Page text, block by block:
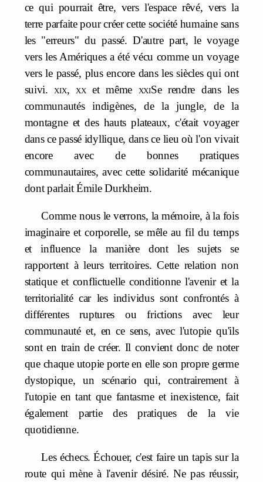
ce qui pourrait être, vers l'espace rêvé, vers la
terre parfaite pour créer cette société humaine sans
les "erreurs" du passé. D'autre part, le voyage
vers les Amériques a été vécu comme un voyage
vers le passé, plus encore dans les siècles qui ont
suivi.xix, xxet même xxiSe rendre dans les
communautés indigènes, de la jungle, de la
montagne et des hauts plateaux, c'était voyager
dans ce passé idyllique, dans ce lieu où l'on vivait
encore avec de bonnes pratiques
communautaires, avec cette solidarité mécanique
dont parlait Émile Durkheim.
Comme nous le verrons, la mémoire, à la fois
imaginaire et corporelle, se mêle au fil du temps
et influence la manière dont les sujets se
rapportent à leurs territoires. Cette relation non
statique et conflictuelle conditionne l'avenir et la
territorialité car les individus sont confrontés à
différentes ruptures ou frictions avec leur
communauté et, en ce sens, avec l'utopie qu'ils
sont en train de créer. Il convient donc de noter
que chaque utopie porte en elle son propre germe
dystopique, un scénario qui, contrairement à
l'utopie en tant que fantasme et inexistence, fait
également partie des pratiques de la vie
quotidienne.
Les échecs. Échouer, c'est faire un tapis sur la
route qui mène à l'avenir désiré. Ne pas réussir,